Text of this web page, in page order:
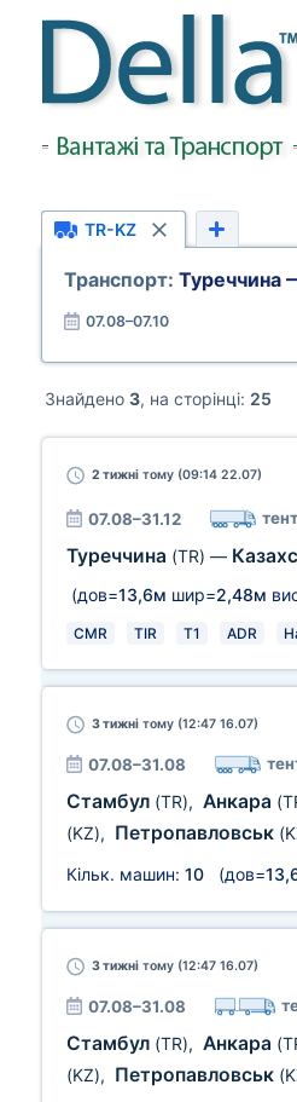
TR-KZ
Транспорт: Туреччина
07.08–07.10
Знайдено 3, на сторінці: 25
2 тижні тому (09:14 22.07)
07.08–31.12 тент
Туреччина (TR) —
(дов=13,6м шир=2,48м
CMR TIR T1 ADR
3 тижні тому (12:47 16.07)
07.08–31.08
Стамбул (TR), Анкара
(KZ), Петропавловськ
Кільк. машин: 10 (дов=
3 тижні тому (12:47 16.07)
07.08–31.08
Стамбул (TR), Анкара
(KZ), Петропавловськ